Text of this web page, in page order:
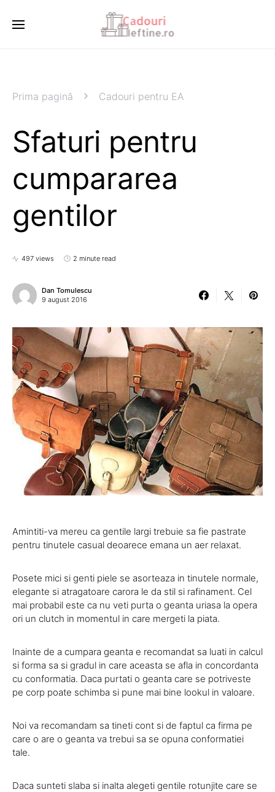
Prima pagină Cadouri pentru EA
Sfaturi pentru
cumpararea
gentilor
497 views 2 minute read
Dan Tomulescu
9 august 2016
Amintiti-va mereu ca gentile largi trebuie sa fie pastrate
pentru tinutele casual deoarece emana un aer relaxat.
Posete mici si genti piele se asorteaza in tinutele normale,
elegante si atragatoare carora le da stil si rafinament. Cel
mai probabil este ca nu veti purta o geanta uriasa la opera
ori un clutch in momentul in care mergeti la piata.
Inainte de a cumpara geanta e recomandat sa luati in calcul
si forma sa si gradul in care aceasta se afla in concordanta
cu conformatia. Daca purtati o geanta care se potriveste
pe corp poate schimba si pune mai bine lookul in valoare.
Noi va recomandam sa tineti cont si de faptul ca firma pe
care o are o geanta va trebui sa se opuna conformatiei
tale.
Daca sunteti slaba si inalta alegeti gentile rotunjite care se